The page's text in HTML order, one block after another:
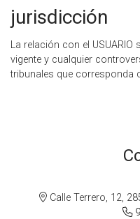
jurisdicción
La relación con el
vigente y cualquier
tribunales que corresponda
Calle Terrero, 12,